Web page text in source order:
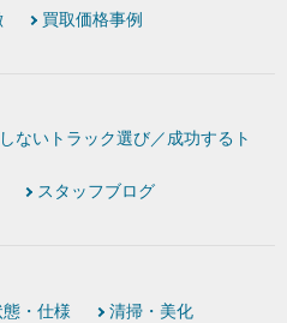
買取価格事例
ないトラック選び／成功するト
スタッフブログ
・仕様
清掃・美化